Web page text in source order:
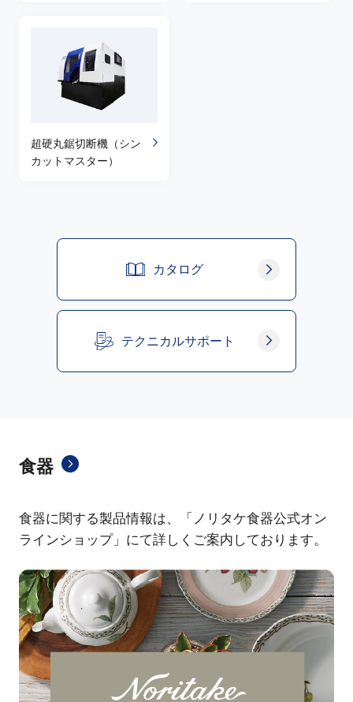
超硬丸鋸切断機（シン
カットマスター）
カタログ
テクニカルサポート
食器
食器に関する製品情報は、「ノリタケ食器公式オン
ラインショップ」にて詳しくご案内しております。